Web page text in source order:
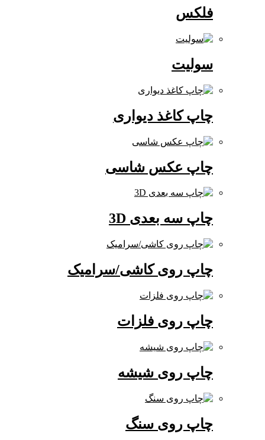
چاپ کاغذ دیواری
چاپ عکس شاسی
چاپ سه بعدی 3D
چاپ روی کاشی/سرامیک
چاپ روی فلزات
چاپ روی شیشه
چاپ روی سنگ